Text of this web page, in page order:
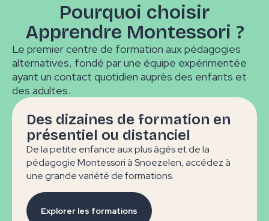
Pourquoi choisir
Apprendre Montessori ?
Le premier centre de formation aux pédagogies
alternatives, fondé par une équipe expérimentée
ayant un contact quotidien auprès des enfants et
des adultes.
Des dizaines de formation en
présentiel ou distanciel
De la petite enfance aux plus âgés et de la
pédagogie Montessori à Snoezelen, accédez à
une grande variété de formations.
Explorer les formations